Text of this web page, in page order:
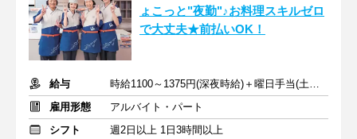
ょこっと"夜勤"♪お料理スキルゼロ
で大丈夫★前払いOK！
給与
時給1100～1375円(深夜時給)＋曜日手当(土日祝+70円)
雇用形態
アルバイト・パート
シフト
週2日以上 1日3時間以上